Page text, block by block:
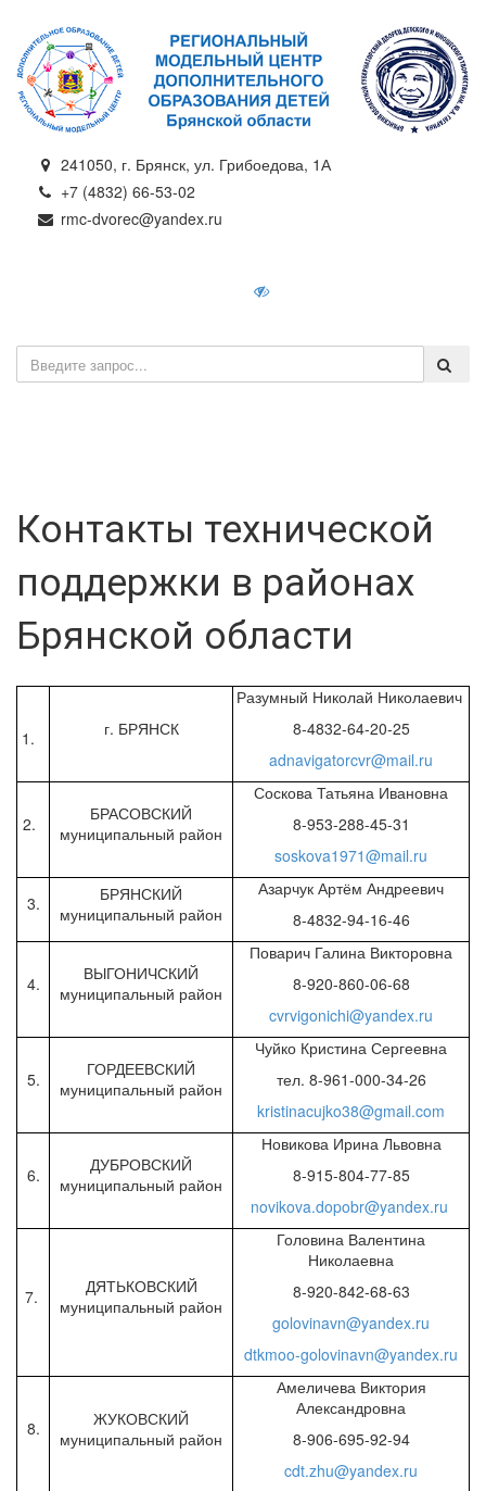
241050, г. Брянск, ул. Грибоедова, 1А
+7 (4832) 66-53-02
rmc-dvorec@yandex.ru
Контакты технической
поддержки в районах
Брянской области
1. г. БРЯНСК
Разумный Николай Николаевич
8-4832-64-20-25
adnavigatorcvr@mail.ru
2.
БРАСОВСКИЙ
муниципальный район
Соскова Татьяна Ивановна
8-953-288-45-31
soskova1971@mail.ru
3.
БРЯНСКИЙ
муниципальный район
Азарчук Артём Андреевич
8-4832-94-16-46
4.
ВЫГОНИЧСКИЙ
муниципальный район
Поварич Галина Викторовна
8-920-860-06-68
cvrvigonichi@yandex.ru
5.
ГОРДЕЕВСКИЙ
муниципальный район
Чуйко Кристина Сергеевна
тел. 8-961-000-34-26
kristinacujko38@gmail.com
6.
ДУБРОВСКИЙ
муниципальный район
Новикова Ирина Львовна
8-915-804-77-85
novikova.dopobr@yandex.ru
7.
ДЯТЬКОВСКИЙ
муниципальный район
Головина Валентина
Николаевна
8-920-842-68-63
golovinavn@yandex.ru
dtkmoo-golovinavn@yandex.ru
8.
ЖУКОВСКИЙ
муниципальный район
Амеличева Виктория
Александровна
8-906-695-92-94
cdt.zhu@yandex.ru